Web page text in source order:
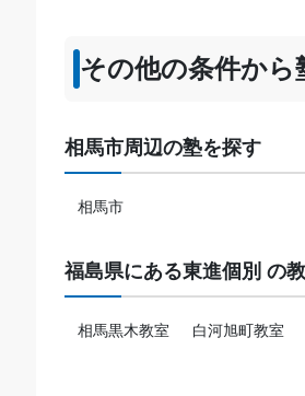
その他の条件から
相馬市周辺の塾を探す
相馬市
福島県にある東進個別 の
相馬黒木教室 白河旭町教室